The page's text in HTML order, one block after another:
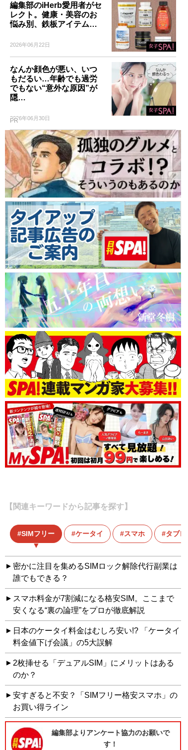
編集部のiHerb愛用者がセ
レクト。健康・美容のお
悩み別、鉄板アイテム…
2026年06月22日
なんか顔色が悪い、いつ
もだるい…年齢でも過労
でもない“意外な原因”が
隠…
2026年06月30日
PR
【関連キーワードから記事を探す】
SIMフリー ケータイ スマホ タブレ
密かに注目を集めるSIMロック解除代行副業は
誰でもできる？
スマホ料金が7割減になる格安SIM。ここまで
安くなる“裏の論理”をプロが徹底解説
日本のケータイ料金はむしろ安い!? 「ケータイ
料金値下げ会議」の5大誤解
2枚挿せる「デュアルSIM」にメリットはある
のか？
安すぎると不安？「SIMフリー格安スマホ」の
お買い得ライン